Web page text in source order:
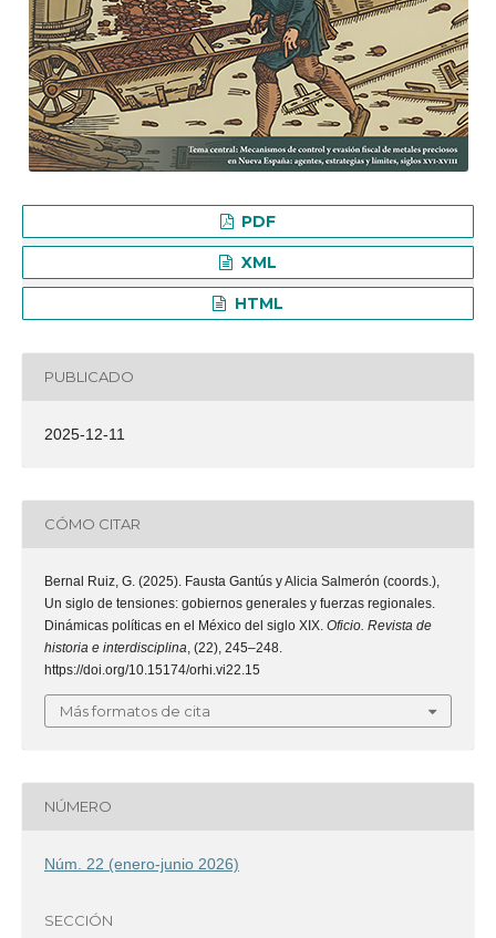
PDF
XML
HTML
PUBLICADO
2025-12-11
CÓMO CITAR
Bernal Ruiz, G. (2025). Fausta Gantús y Alicia Salmerón (coords.),
Un siglo de tensiones: gobiernos generales y fuerzas regionales.
Dinámicas políticas en el México del siglo XIX. Oficio. Revista de
historia e interdisciplina, (22), 245–248.
https://doi.org/10.15174/orhi.vi22.15
Más formatos de cita
NÚMERO
Núm. 22 (enero-junio 2026)
SECCIÓN